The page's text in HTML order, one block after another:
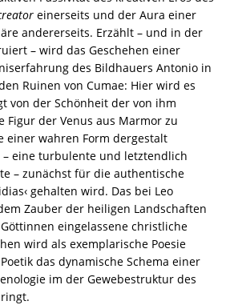
einerseits und der Aura einer
andererseits. Erzählt – und in der
– wird das Geschehen einer
des Bildhauers Antonio in
Ruinen von Cumae: Hier wird es
von der Schönheit der von ihm
Figur der Venus aus Marmor zu
einer wahren Form dergestalt
– eine turbulente und letztendlich
– zunächst für die authentische
gehalten wird. Das bei Leo
Zauber der heiligen Landschaften
eingelassene christliche
wird als exemplarische Poesie
das dynamische Schema einer
im der Gewebestruktur des